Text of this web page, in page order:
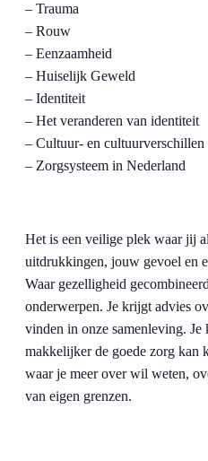
– Trauma
– Rouw
– Eenzaamheid
– Huiselijk Geweld
– Identiteit
– Het veranderen van identiteit
– Cultuur- en cultuurverschillen
– Zorgsysteem in Nederland
Het is een veilige plek waar jij
uitdrukkingen, jouw gevoel en
Waar gezelligheid
onderwerpen. Je krijgt advies
vinden in onze samenleving.
makkelijker de goede zorg kan
waar je meer over wil weten,
van eigen grenzen.